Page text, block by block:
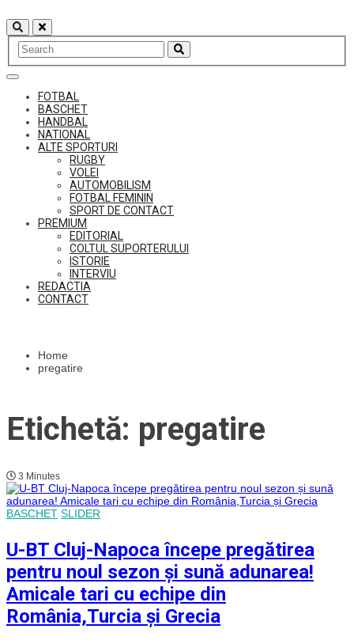
to
content
FOTBAL
BASCHET
HANDBAL
NATIONAL
ALTE SPORTURI
RUGBY
VOLEI
AUTOMOBILISM
FOTBAL FEMININ
SPORT DE CONTACT
PREMIUM
EDITORIAL
COLTUL SUPORTERULUI
ISTORIE
INTERVIU
REDACTIA
CONTACT
Home
pregatire
Etichetă: pregatire
3 Minutes
BASCHET SLIDER
U-BT Cluj-Napoca începe pregătirea
pentru noul sezon și sună adunarea!
Amicale tari cu echipe din
România,Turcia și Grecia